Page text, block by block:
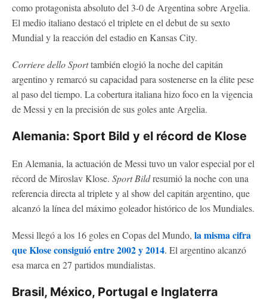
como protagonista absoluto del 3-0 de Argentina sobre Argelia.
El medio italiano destacó el triplete en el debut de su sexto
Mundial y la reacción del estadio en Kansas City.
Corriere dello Sporttambién elogió la noche del capitán
argentino y remarcó su capacidad para sostenerse en la élite pese
al paso del tiempo. La cobertura italiana hizo foco en la vigencia
de Messi y en la precisión de sus goles ante Argelia.
Alemania: Sport Bild y el récord de Klose
En Alemania, la actuación de Messi tuvo un valor especial por el
récord de Miroslav Klose. Sport Bildresumió la noche con una
referencia directa al triplete y al show del capitán argentino, que
alcanzó la línea del máximo goleador histórico de los Mundiales.
Messi llegó a los 16 goles en Copas del Mundo, la misma cifra
que Klose consiguió entre 2002 y 2014. El argentino alcanzó
esa marca en 27 partidos mundialistas.
Brasil, México, Portugal e Inglaterra